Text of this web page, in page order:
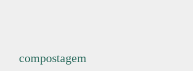
compostagem